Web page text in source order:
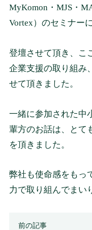
MyKomon・MJS・
Vortex）のセミナー
登壇させて頂き、こ
企業支援の取り組み
せて頂きました。
一緒に参加された中
輩方のお話は、とて
を頂きました。
弊社も使命感をもっ
力で取り組んでまい
前の記事